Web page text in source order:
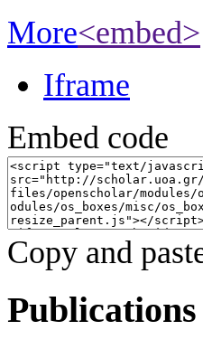
More<embed>
Iframe
Embed code
Copy and